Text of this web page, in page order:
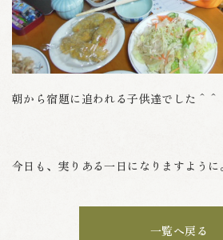
朝から宿題に追われる子供達でした＾＾
今日も、実りある一日になりますように
一覧へ戻る